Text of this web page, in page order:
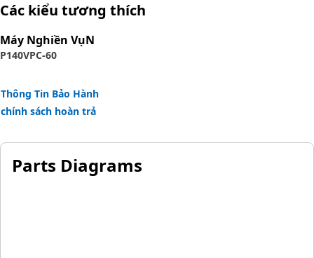
Các kiểu tương thích
Máy Nghiền VụN
P140VPC-60
Thông Tin Bảo Hành
chính sách hoàn trả
Parts Diagrams